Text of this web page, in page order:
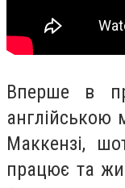
Вперше в
англійською
Маккензі,
працює та